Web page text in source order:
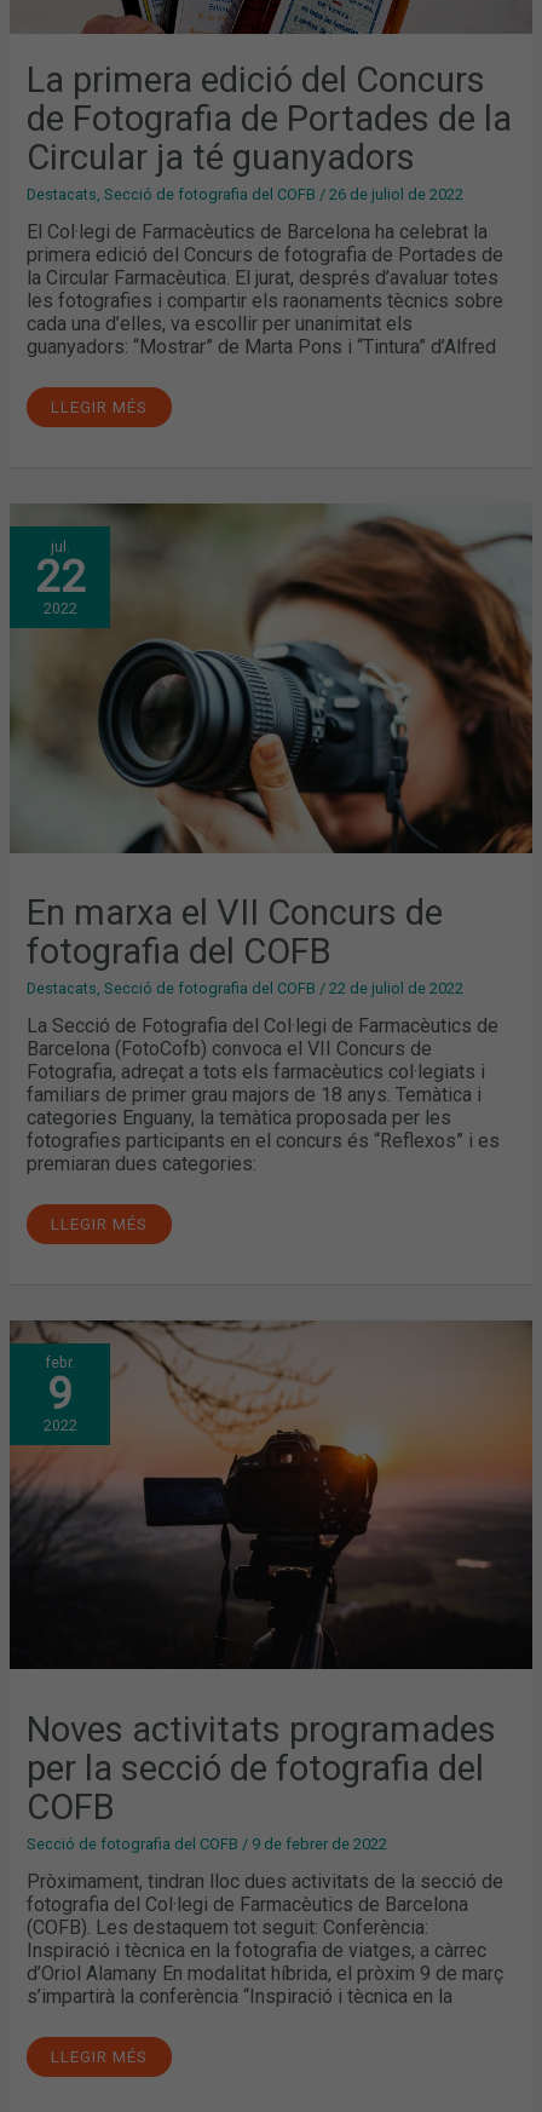
La primera edició del Concurs
de Fotografia de Portades de la
Circular ja té guanyadors
Destacats ,Secció de fotografia del COFB /26 de juliol de 2022
El Col·legi de Farmacèutics de Barcelona ha celebrat la
primera edició del Concurs de fotografia de Portades de
la Circular Farmacèutica. El jurat, després d’avaluar totes
les fotografies i compartir els raonaments tècnics sobre
cada una d’elles, va escollir per unanimitat els
guanyadors: “Mostrar” de Marta Pons i “Tintura” d’Alfred
LLEGIR MÉS
jul.
22
2022
En marxa el VII Concurs de
fotografia del COFB
Destacats ,Secció de fotografia del COFB /22 de juliol de 2022
La Secció de Fotografia del Col·legi de Farmacèutics de
Barcelona (FotoCofb) convoca el VII Concurs de
Fotografia, adreçat a tots els farmacèutics col·legiats i
familiars de primer grau majors de 18 anys. Temàtica i
categories Enguany, la temàtica proposada per les
fotografies participants en el concurs és “Reflexos” i es
premiaran dues categories:
EN
MARXA
EL
VII
CONCURS
DE
FOTOGRAFIA
LLEGIR MÉS
febr.
9
2022
Noves activitats programades
per la secció de fotografia del
COFB
Secció de fotografia del COFB / 9 de febrer de 2022
Pròximament, tindran lloc dues activitats de la secció de
fotografia del Col·legi de Farmacèutics de Barcelona
(COFB). Les destaquem tot seguit: Conferència:
Inspiració i tècnica en la fotografia de viatges, a càrrec
d’Oriol Alamany En modalitat híbrida, el pròxim 9 de març
s’impartirà la conferència “Inspiració i tècnica en la
NOVES
ACTIVITATS
PROGRAMADES
PER
LA
SECCIÓ
DE
COFB
LLEGIR MÉS